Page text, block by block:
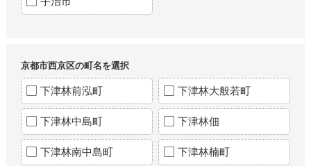
京都市西京区の町名を選択
下津林前泓町 下津林大般若町
下津林中島町 下津林佃
下津林南中島町 下津林楠町